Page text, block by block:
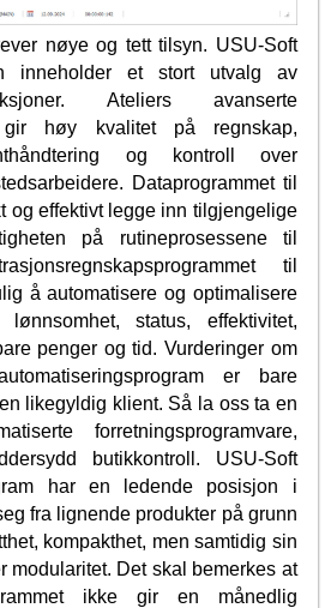
nøye og tett tilsyn. USU-Soft
inneholder et stort utvalg av
Ateliers avanserte
gir høy kvalitet på regnskap,
og kontroll over
Dataprogrammet til
og effektivt legge inn tilgjengelige
på rutineprosessene til
til
å automatisere og optimalisere
status, effektivitet,
penger og tid. Vurderinger om
er bare
likegyldig klient. Så la oss ta en
forretningsprogramvare,
butikkontroll. USU-Soft
har en ledende posisjon i
fra lignende produkter på grunn
kompakthet, men samtidig sin
modularitet. Det skal bemerkes at
ikke gir en månedlig